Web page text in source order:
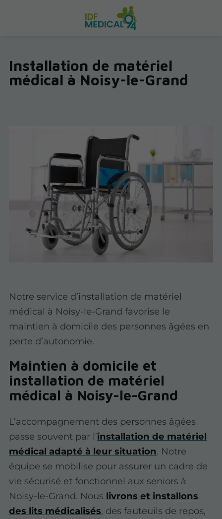
Installation de matériel
médical à Noisy-le-Grand
Notre service d’installation de matériel
médical à Noisy-le-Grand favorise le
maintien à domicile des personnes âgées en
perte d’autonomie.
Maintien à domicile et
installation de matériel
médical à Noisy-le-Grand
L’accompagnement des personnes âgées
passe souvent par l’installation de matériel
médical adapté à leur situation. Notre
équipe se mobilise pour assurer un cadre de
vie sécurisé et fonctionnel aux seniors à
Noisy-le-Grand. Nous livrons et installons
des lits médicalisés, des fauteuils de repos,